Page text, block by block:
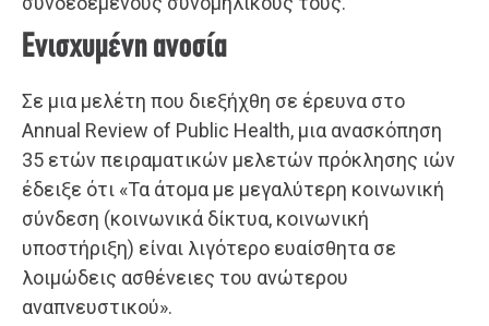
Ενισχυμένη ανοσία
Σε μια μελέτη που διεξήχθη σε έρευνα στο
Annual Review of Public Health, μια ανασκόπηση
35 ετών πειραματικών μελετών πρόκλησης ιών
έδειξε ότι «Τα άτομα με μεγαλύτερη κοινωνική
σύνδεση (κοινωνικά δίκτυα, κοινωνική
υποστήριξη) είναι λιγότερο ευαίσθητα σε
λοιμώδεις ασθένειες του ανώτερου
αναπνευστικού».